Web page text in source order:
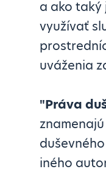
a ako taký
využívať
uváženia
"Práva
iného